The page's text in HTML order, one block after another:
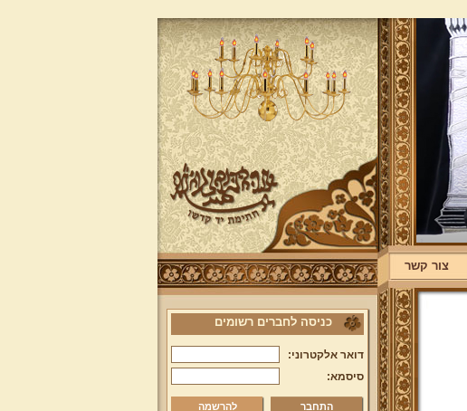
צור קשר
כניסה לחברים רשומים
דואר אלקטרוני:
סיסמא:
להרשמה